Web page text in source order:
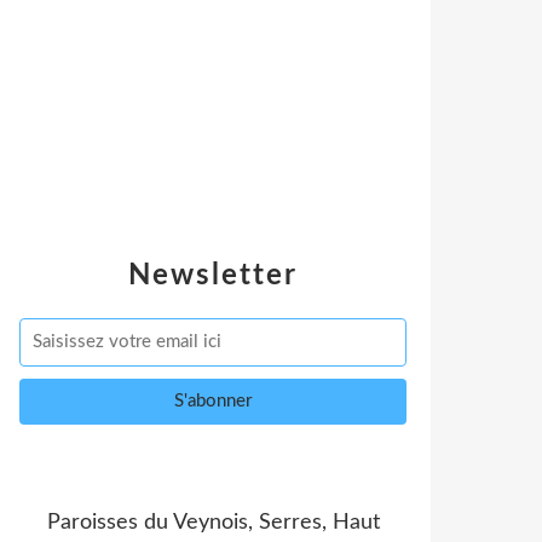
Newsletter
Paroisses du Veynois, Serres, Haut